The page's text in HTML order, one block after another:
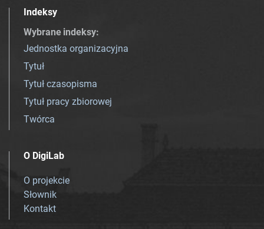
Indeksy
Wybrane indeksy:
Jednostka organizacyjna
Tytuł
Tytuł czasopisma
Tytuł pracy zbiorowej
Twórca
O DigiLab
O projekcie
Słownik
Kontakt